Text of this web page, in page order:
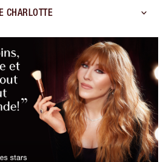
CHARLOTTE